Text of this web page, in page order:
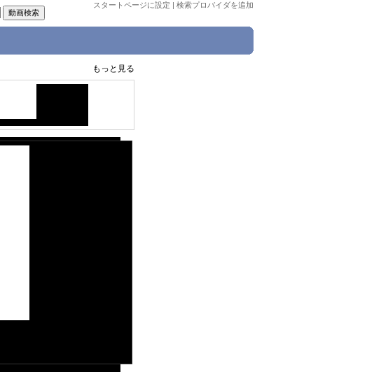
スタートページに設定 | 検索プロバイダを追加
もっと見る